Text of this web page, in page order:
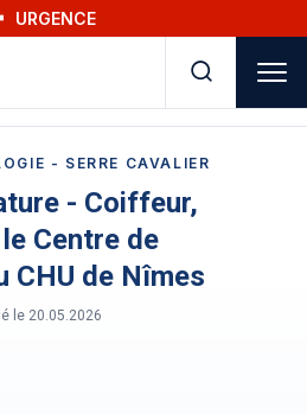
URGENCE
- SERRE CAVALIER
- Coiffeur,
Centre de
CHU de Nîmes
le 20.05.2026